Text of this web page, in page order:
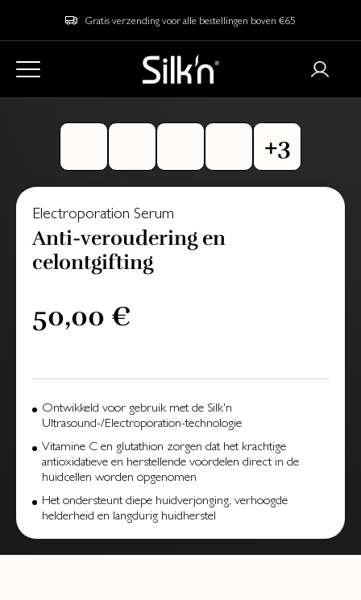
Gratis verzending voor alle bestellingen boven €65
Electroporation Serum
Anti-veroudering en
celontgifting
50,00 €
Ontwikkeld voor gebruik met de Silk'n
Ultrasound-/Electroporation-technologie
Vitamine C en glutathion zorgen dat het krachtige
antioxidatieve en herstellende voordelen direct in de
huidcellen worden opgenomen
Het ondersteunt diepe huidverjonging, verhoogde
helderheid en langdurig huidherstel